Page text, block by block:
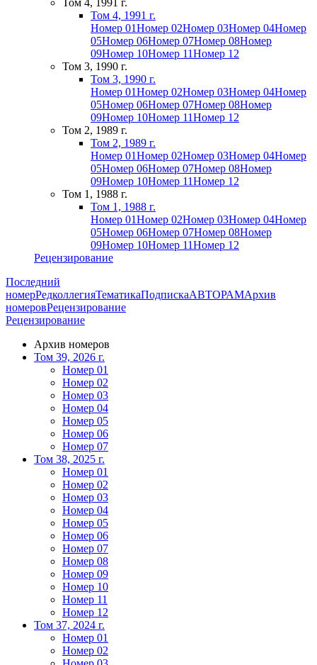
Том 4, 1991 г.
Том 4, 1991 г.
Номер 01Номер 02Номер 03Номер 04Номер
05Номер 06Номер 07Номер 08Номер
09Номер 10Номер 11Номер 12
Том 3, 1990 г.
Том 3, 1990 г.
Номер 01Номер 02Номер 03Номер 04Номер
05Номер 06Номер 07Номер 08Номер
09Номер 10Номер 11Номер 12
Том 2, 1989 г.
Том 2, 1989 г.
Номер 01Номер 02Номер 03Номер 04Номер
05Номер 06Номер 07Номер 08Номер
09Номер 10Номер 11Номер 12
Том 1, 1988 г.
Том 1, 1988 г.
Номер 01Номер 02Номер 03Номер 04Номер
05Номер 06Номер 07Номер 08Номер
09Номер 10Номер 11Номер 12
Рецензирование
Последний
номерРедколлегияТематикаПодпискаАВТОРАМАрхив
номеровРецензирование
Рецензирование
Архив номеров
Том 39, 2026 г.
Номер 01
Номер 02
Номер 03
Номер 04
Номер 05
Номер 06
Номер 07
Том 38, 2025 г.
Номер 01
Номер 02
Номер 03
Номер 04
Номер 05
Номер 06
Номер 07
Номер 08
Номер 09
Номер 10
Номер 11
Номер 12
Том 37, 2024 г.
Номер 01
Номер 02